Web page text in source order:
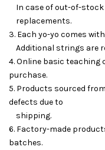
In case of out-of-stock
replacements.
3. Each yo-yo comes
Additional strings are
4. Online basic
purchase.
5. Products sourced
defects due to
shipping.
6. Factory-made
batches.